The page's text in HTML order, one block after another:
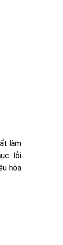
làm
lỗi
hòa